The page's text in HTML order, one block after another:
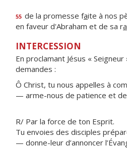
55 de la promesse faite à nos
en faveur d'Abraham et de sa ra
INTERCESSION
En proclamant Jésus «
demandes :
Ô Christ, tu nous appelles à
— arme-nous de patience et
R/ Par la force de ton Esprit.
Tu envoies des disciples
— donne-leur d’annoncer